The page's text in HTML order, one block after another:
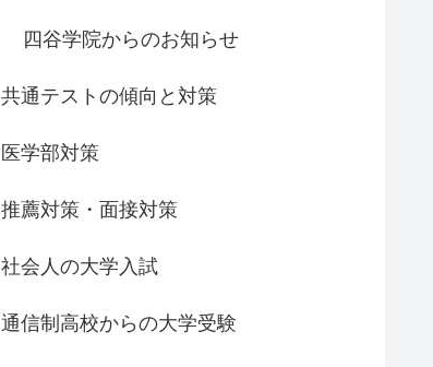
四谷学院からのお知らせ
共通テストの傾向と対策
医学部対策
推薦対策・面接対策
社会人の大学入試
通信制高校からの大学受験